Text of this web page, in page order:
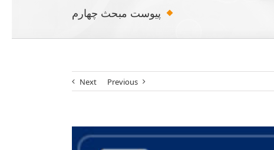
پیوست مبحث چهارم
Previous
Next